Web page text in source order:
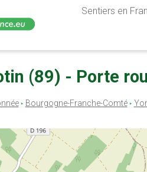
Sentiers en
(89) - Porte
Bourgogne-Franche-Comté